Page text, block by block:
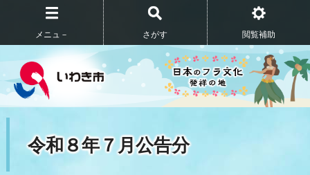
メニュ－ さがす 閲覧補助
令和８年７月公告分